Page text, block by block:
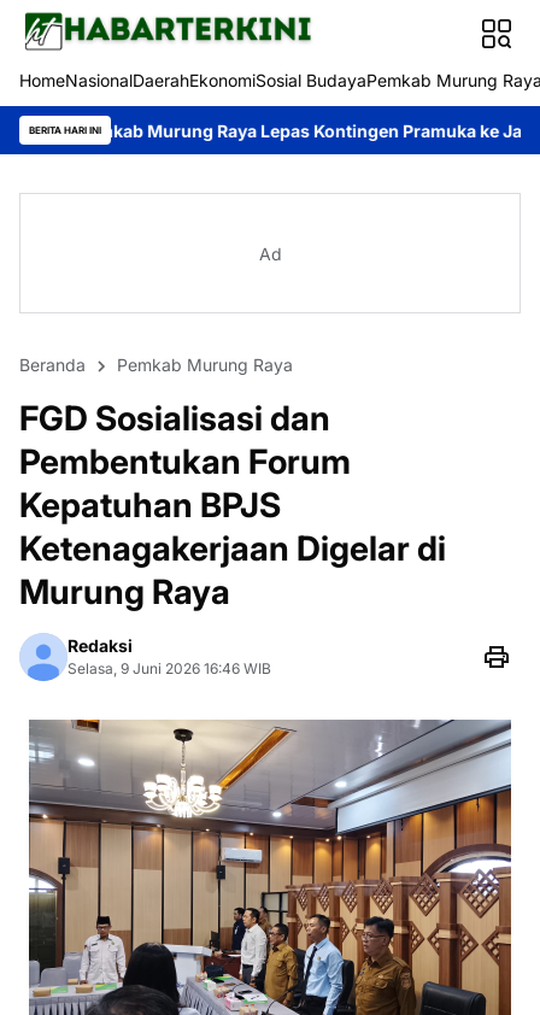
HomeNasionalDaerahEkonomiSosial BudayaPemkab Murung
BERITA HARI INI
Raya Lepas Kontingen Pramuka ke Jambore Nasional XII
Ad
Beranda Pemkab Murung Raya
FGD Sosialisasi dan
Pembentukan Forum
Kepatuhan BPJS
Ketenagakerjaan Digelar di
Murung Raya
Redaksi
Selasa, 9 Juni 2026 16:46 WIB